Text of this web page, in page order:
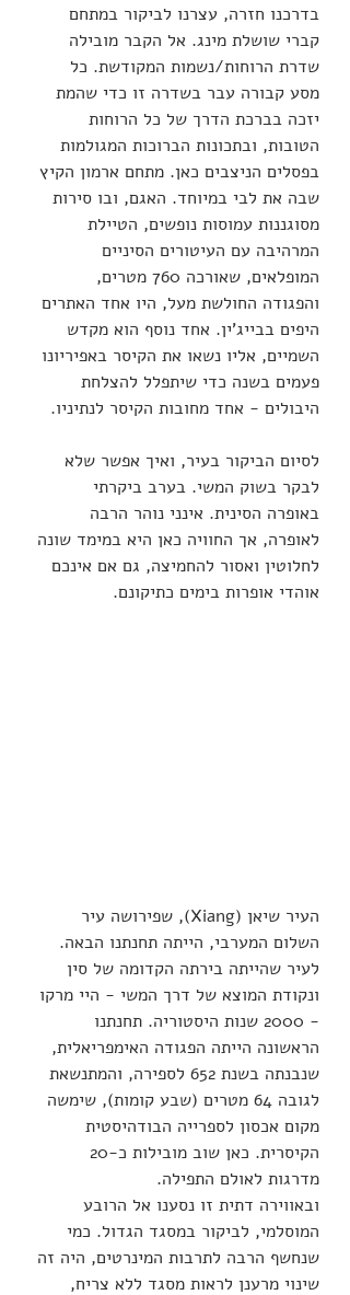
בדרכנו חזרה, עצרנו לביקור במתחם
קברי שושלת מינג. אל הקבר מובילה
שדרת הרוחות/נשמות המקודשת. כל
מסע קבורה עבר בשדרה זו כדי שהמת
יזכה בברכת הדרך של כל הרוחות
הטובות, ובתכונות הברוכות המגולמות
בפסלים הניצבים כאן. מתחם ארמון הקיץ
שבה את לבי במיוחד. האגם, ובו סירות
מסוגננות עמוסות נופשים, הטיילת
המרהיבה עם העיטורים הסיניים
המופלאים, שאורכה 760 מטרים,
והפגודה החולשת מעל, היו אחד האתרים
היפים בבייג'ין. אחד נוסף הוא מקדש
השמיים, אליו נשאו את הקיסר באפיריונו
פעמים בשנה כדי שיתפלל להצלחת
היבולים - אחד מחובות הקיסר לנתיניו.
לסיום הביקור בעיר, ואיך אפשר שלא
לבקר בשוק המשי. בערב ביקרתי
באופרה הסינית. אינני נוהר הרבה
לאופרה, אך החוויה כאן היא במימד שונה
לחלוטין ואסור להחמיצה, גם אם אינכם
אוהדי אופרות בימים כתיקונם.
העיר שיאן (Xiang), שפירושה עיר
השלום המערבי, הייתה תחנתנו הבאה.
לעיר שהייתה בירתה הקדומה של סין
ונקודת המוצא של דרך המשי - היי מרקו
- 2000 שנות היסטוריה. תחנתנו
הראשונה הייתה הפגודה האימפריאלית,
שנבנתה בשנת 652 לספירה, והמתנשאת
לגובה 64 מטרים (שבע קומות), שימשה
מקום אכסון לספרייה הבודהיסטית
מדרגות לאולם התפילה.
ובאווירה דתית זו נסענו אל הרובע
המוסלמי, לביקור במסגד הגדול. כמי
שנחשף הרבה לתרבות המינרטים, היה זה
שינוי מרענן לראות מסגד ללא צריח,